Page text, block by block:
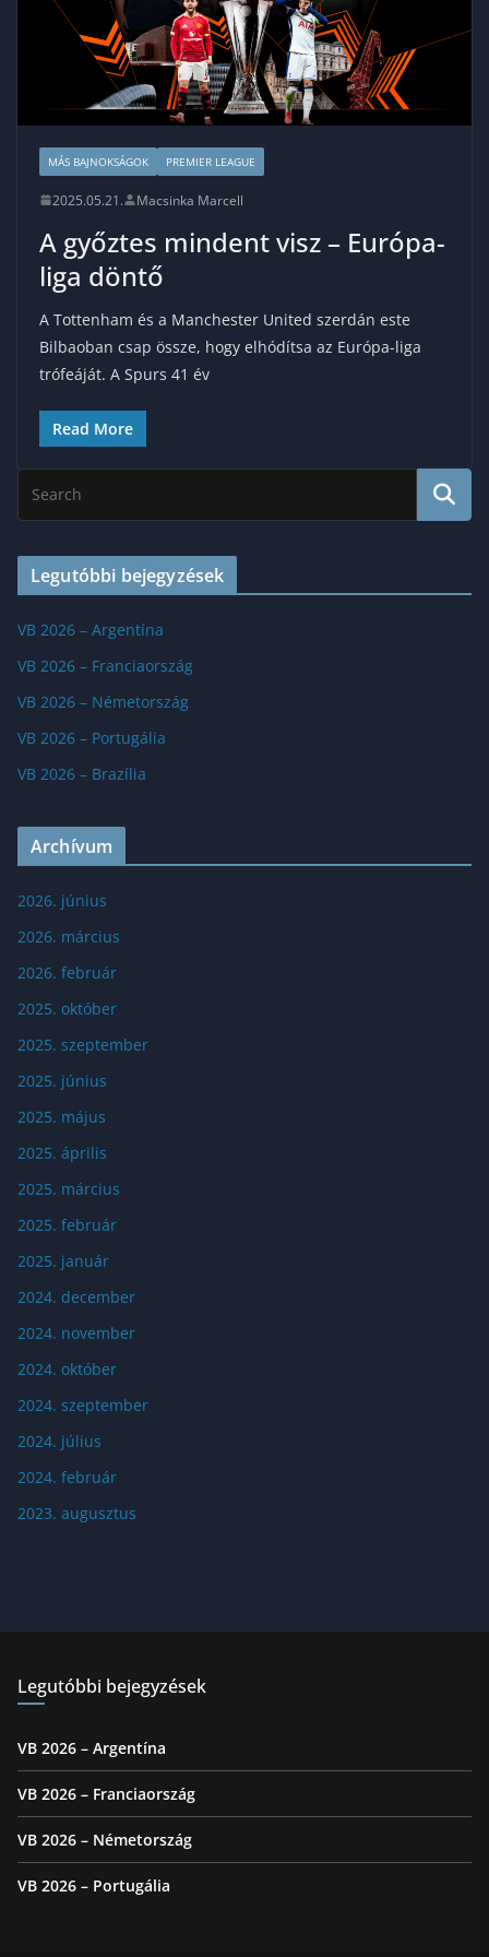
MÁS BAJNOKSÁGOK PREMIER LEAGUE
2025.05.21. Macsinka Marcell
A győztes mindent visz – Európa-
liga döntő
A Tottenham és a Manchester United szerdán este
Bilbaoban csap össze, hogy elhódítsa az Európa-liga
trófeáját. A Spurs 41 év
Read More
Legutóbbi bejegyzések
VB 2026 – Argentína
VB 2026 – Franciaország
VB 2026 – Németország
VB 2026 – Portugália
VB 2026 – Brazília
Archívum
2026. június
2026. március
2026. február
2025. október
2025. szeptember
2025. június
2025. május
2025. április
2025. március
2025. február
2025. január
2024. december
2024. november
2024. október
2024. szeptember
2024. július
2024. február
2023. augusztus
Legutóbbi bejegyzések
VB 2026 – Argentína
VB 2026 – Franciaország
VB 2026 – Németország
VB 2026 – Portugália